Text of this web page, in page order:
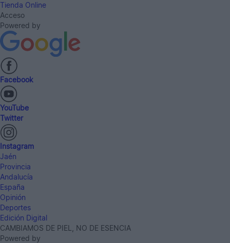
Tienda Online
Acceso
Powered by
Facebook
YouTube
Twitter
Instagram
Jaén
Provincia
Andalucía
España
Opinión
Deportes
Edición Digital
CAMBIAMOS DE PIEL, NO DE ESENCIA
Powered by